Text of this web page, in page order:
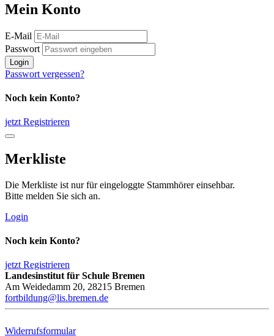
Mein Konto
E-Mail
Passwort
Login
Passwort vergessen?
Noch kein Konto?
jetzt Registrieren
Merkliste
Die Merkliste ist nur für eingeloggte Stammhörer einsehbar.
Bitte melden Sie sich an.
Login
Noch kein Konto?
jetzt Registrieren
Landesinstitut für Schule Bremen
Am Weidedamm 20, 28215 Bremen
fortbildung@lis.bremen.de
Widerrufsformular